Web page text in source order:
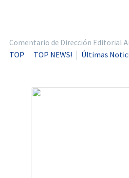
Comentario de Dirección Editorial
TOP
TOP NEWS! Últimas